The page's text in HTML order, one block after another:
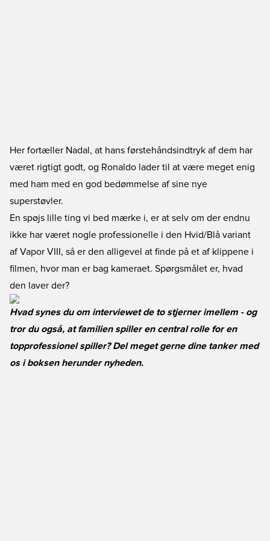
Her fortæller Nadal, at hans førstehåndsindtryk af dem har
været rigtigt godt, og Ronaldo lader til at være meget enig
med ham med en god bedømmelse af sine nye
superstøvler.
En spøjs lille ting vi bed mærke i, er at selv om der endnu
ikke har været nogle professionelle i den Hvid/Blå variant
af Vapor VIII, så er den alligevel at finde på et af klippene i
filmen, hvor man er bag kameraet. Spørgsmålet er, hvad
den laver der?
Hvad synes du om interviewet de to stjerner imellem - og
tror du også, at familien spiller en central rolle for en
topprofessionel spiller? Del meget gerne dine tanker med
os i boksen herunder nyheden.